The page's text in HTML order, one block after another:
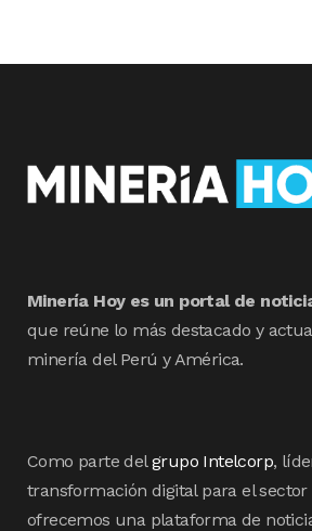
Minería Hoy es un portal de
que reúne lo más destacado y
minería del Perú y América.
Como parte delgrupo Intelcorp,
transformación digital para el
ofrecemos una plataforma de